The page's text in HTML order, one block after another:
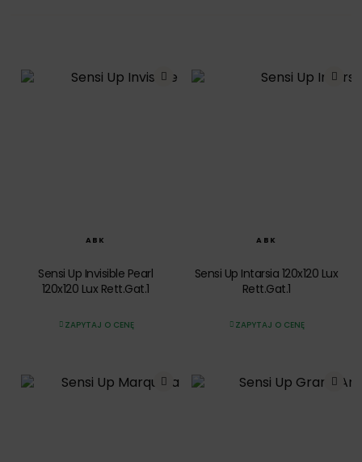
ABK
Sensi Up Invisible Pearl
120x120 Lux Rett.Gat.1
ZAPYTAJ O CENĘ
ABK
Sensi Up Intarsia 120x120 Lux
Rett.Gat.1
ZAPYTAJ O CENĘ